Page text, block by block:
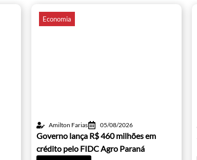
Economia
Amilton Farias 05/08/2026
Governo lança R$ 460 milhões em
crédito pelo FIDC Agro Paraná